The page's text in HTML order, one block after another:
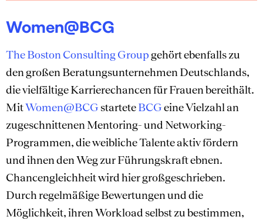
Women@BCG
The Boston Consulting Group gehört ebenfalls zu
den großen Beratungsunternehmen Deutschlands,
die vielfältige Karrierechancen für Frauen bereithält.
MitWomen@BCG starteteBCGeine Vielzahl an
zugeschnittenen Mentoring- und Networking-
Programmen, die weibliche Talente aktiv fördern
und ihnen den Weg zur Führungskraft ebnen.
Chancengleichheit wird hier großgeschrieben.
Durch regelmäßige Bewertungen und die
Möglichkeit, ihren Workload selbst zu bestimmen,